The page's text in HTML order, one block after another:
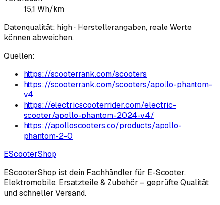
15,1 Wh/km
Datenqualität: high· Herstellerangaben, reale Werte
können abweichen.
Quellen:
https://scooterrank.com/scooters
https://scooterrank.com/scooters/apollo-phantom-
v4
https://electricscooterrider.com/electric-
scooter/apollo-phantom-2024-v4/
https://apolloscooters.co/products/apollo-
phantom-2-0
EScooterShop
EScooterShop ist dein Fachhändler für E-Scooter,
Elektromobile, Ersatzteile & Zubehör – geprüfte Qualität
und schneller Versand.